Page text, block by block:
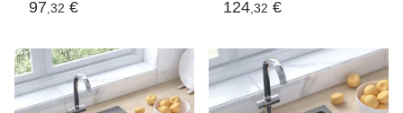
97,32 € 124,32 €